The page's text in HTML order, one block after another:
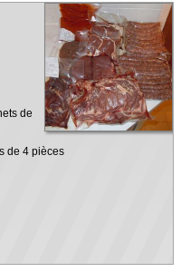
de
de 4 pièces